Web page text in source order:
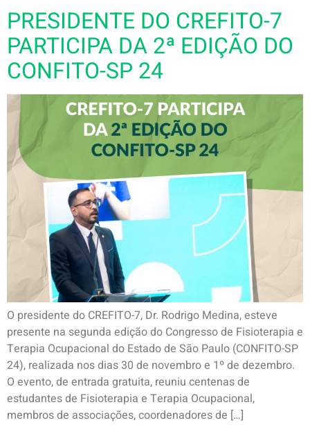
PRESIDENTE DO CREFITO-7
PARTICIPA DA 2ª EDIÇÃO DO
CONFITO-SP 24
O presidente do CREFITO-7, Dr. Rodrigo Medina, esteve
presente na segunda edição do Congresso de Fisioterapia e
Terapia Ocupacional do Estado de São Paulo (CONFITO-SP
24), realizada nos dias 30 de novembro e 1º de dezembro.
O evento, de entrada gratuita, reuniu centenas de
estudantes de Fisioterapia e Terapia Ocupacional,
membros de associações, coordenadores de […]